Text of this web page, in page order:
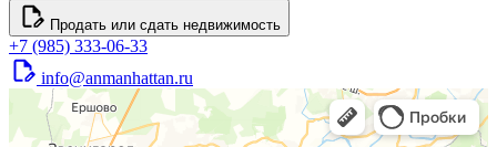
Продать или сдать недвижимость
+7 (985) 333-06-33
info@anmanhattan.ru